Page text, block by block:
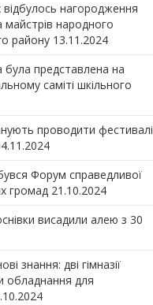
нагородження
майстрів народного
району 13.11.2024
представлена на
саміті шкільного
проводити фестивалі
Форум справедливої
громад 21.10.2024
висадили алею з 30
знання: дві гімназії
обладнання для